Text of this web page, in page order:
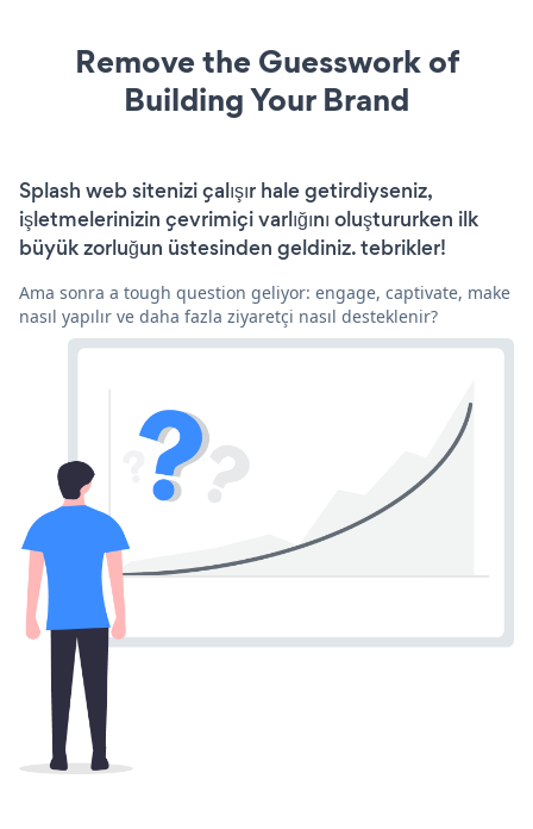
Remove the Guesswork of
Building Your Brand
Splash web sitenizi çalışır hale getirdiyseniz,
işletmelerinizin çevrimiçi varlığını oluştururken ilk
büyük zorluğun üstesinden geldiniz. tebrikler!
Ama sonra a tough question geliyor: engage, captivate, make
nasıl yapılır ve daha fazla ziyaretçi nasıl desteklenir?